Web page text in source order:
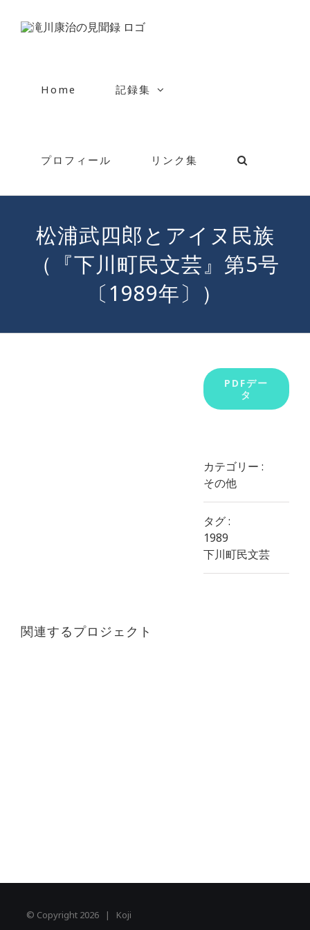
Home 記録集
プロフィール リンク集
松浦武四郎とアイヌ民族
（『下川町民文芸』第5号
〔1989年〕）
PDFデー
タ
カテゴリー :
その他
タグ :
1989
下川町民文芸
関連するプロジェクト
© Copyright 2026 | Koji